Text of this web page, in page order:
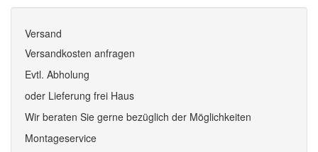
Versand
Versandkosten anfragen
Evtl. Abholung
oder Lieferung frei Haus
Wir beraten Sie gerne bezüglich der Möglichkeiten
Montageservice